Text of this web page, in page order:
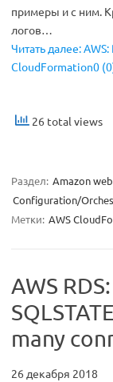
примеры и с ним.
логов…
Читать далее:
CloudFormation0
26 total views
Раздел: Amazon
Configuration/
Метки: AWS
AWS
many
26 декабря 2018